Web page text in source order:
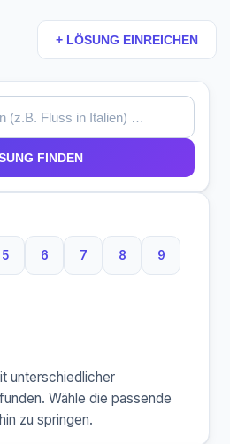
+ LÖSUNG EINREICHEN
FINDEN
5
5 Buchstaben
6
6 Buchstaben
7
7 Buchstaben
8
8 Buchstaben
9
9
unterschiedlicher
Wähle die passende
zu springen.